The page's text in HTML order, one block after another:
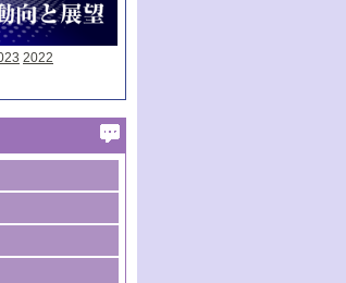
2022
する研究動向
により加速する
リーン燃料/グリ
する触媒材料